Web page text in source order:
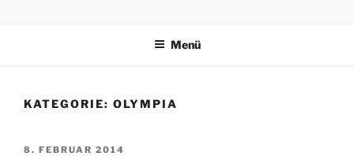
Menü
KATEGORIE: OLYMPIA
VERÖFFENTLICHT
8. FEBRUAR 2014